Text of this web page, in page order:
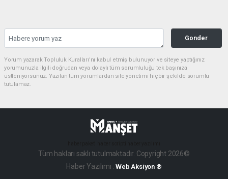
Gonder
Yorum yazarak Topluluk Kuralları’nı kabul etmiş bulunuyor ve siteye yaptığınız
yorumunuzla ilgili doğrudan veya dolaylı tüm sorumluluğu tek başınıza
üstleniyorsunuz. Yazılan tüm yorumlardan site yönetimi hiçbir şekilde sorumlu
tutulamaz.
Tüm hakları saklı tutulmaktadır. Copyright 2026©
Haber Yazılımı :Web Aksiyon ®